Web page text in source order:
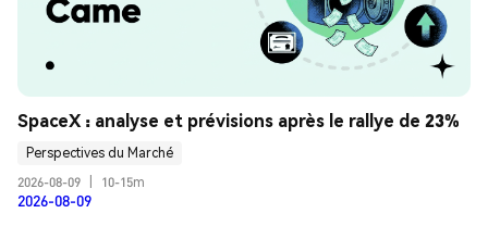
SpaceX : analyse et prévisions après le rallye de 23%
Perspectives du Marché
2026-08-09
10-15m
2026-08-09